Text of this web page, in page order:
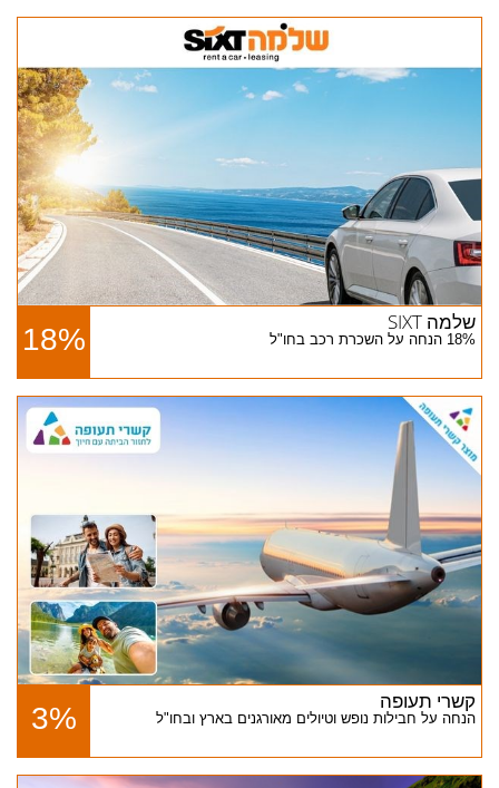
שלמה SIXT
18% הנחה על השכרת רכב בחו"ל 18%
קשרי תעופה
הנחה על חבילות נופש וטיולים מאורגנים בארץ ובחו"ל 3%